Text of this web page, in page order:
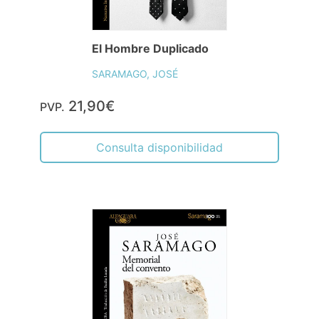
El Hombre Duplicado
SARAMAGO, JOSÉ
PVP. 21,90€
Consulta disponibilidad